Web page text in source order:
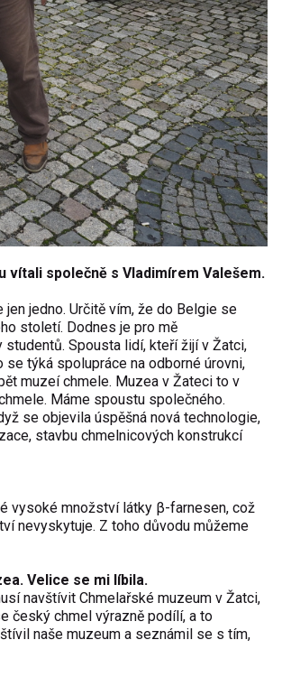
společně s Vladimírem Valešem.
jedno. Určitě vím, že do Belgie se
století. Dodnes je pro mě
Spousta lidí, kteří žijí v Žatci,
týká spolupráce na odborné úrovni,
muzeí chmele. Muzea v Žateci to v
Máme spoustu společného.
se objevila úspěšná nová technologie,
stavbu chmelnicových konstrukcí
vysoké množství látky β-farnesen, což
nevyskytuje. Z toho důvodu můžeme
Velice se mi líbila.
navštívit Chmelařské muzeum v Žatci,
český chmel výrazně podílí, a to
naše muzeum a seznámil se s tím,